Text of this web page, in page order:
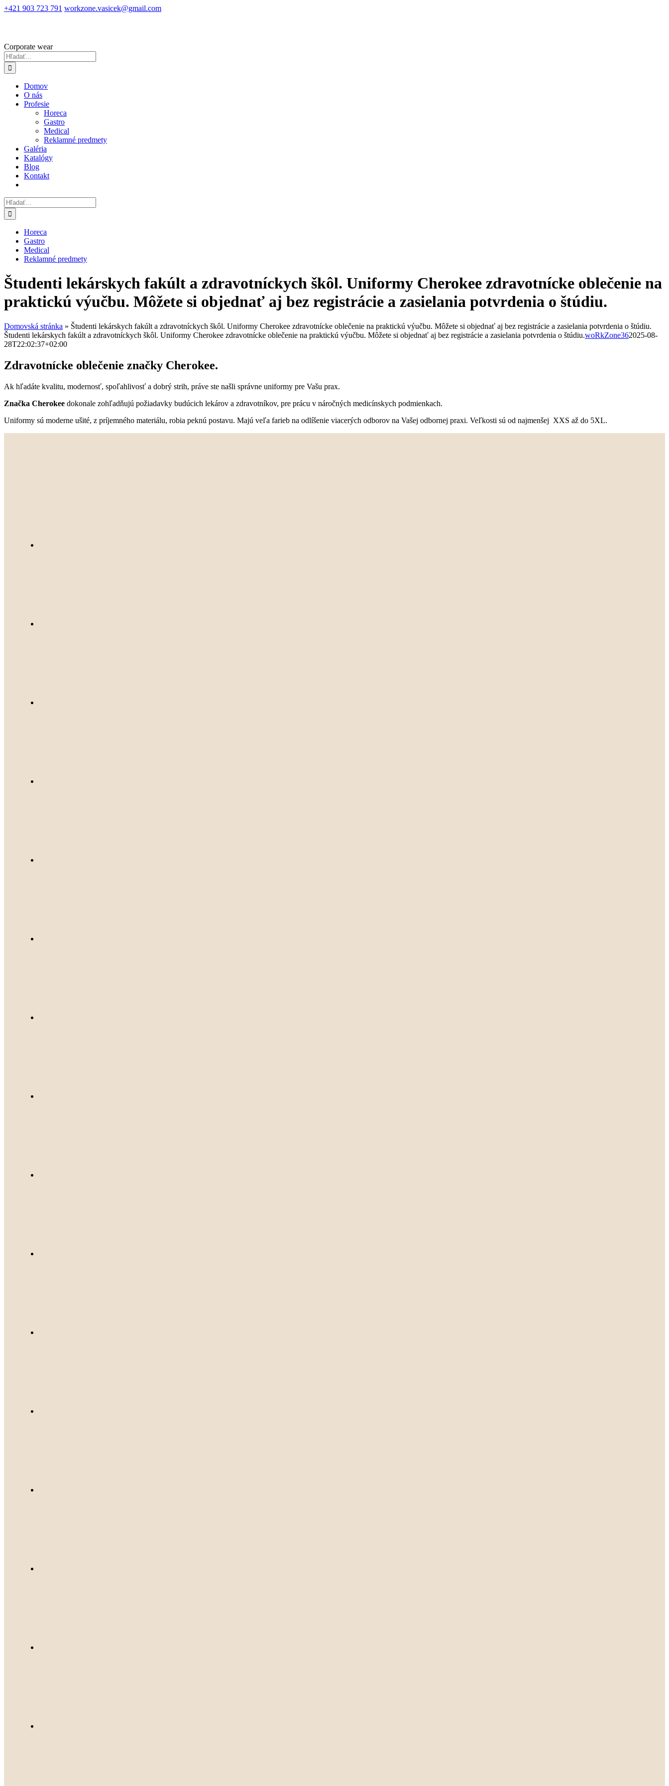
Skip
+421 903 723 791 workzone.vasicek@gmail.com
Corporate wear
Hľadať:
Domov
O nás
Profesie
Horeca
Gastro
Medical
Reklamné predmety
Galéria
Katalógy
Blog
Kontakt
Hľadať:
Horeca
Gastro
Medical
Reklamné predmety
Študenti lekárskych fakúlt a zdravotníckych škôl. Uniformy Cherokee zdravotnícke oblečenie na
praktickú výučbu. Môžete si objednať aj bez registrácie a zasielania potvrdenia o štúdiu.
Domovská stránka » Študenti lekárskych fakúlt a zdravotníckych škôl. Uniformy Cherokee zdravotnícke oblečenie na praktickú výučbu. Môžete si objednať aj bez registrácie a zasielania potvrdenia o štúdiu.
Študenti lekárskych fakúlt a zdravotníckych škôl. Uniformy Cherokee zdravotnícke oblečenie na praktickú výučbu. Môžete si objednať aj bez registrácie a zasielania potvrdenia o štúdiu.woRkZone362025-08-
28T22:02:37+02:00
Zdravotnícke oblečenie značky Cherokee.
Ak hľadáte kvalitu, modernosť, spoľahlivosť a dobrý strih, práve ste našli správne uniformy pre Vašu prax.
Značka Cherokee dokonale zohľadňujú požiadavky budúcich lekárov a zdravotníkov, pre prácu v náročných medicínskych podmienkach.
Uniformy sú moderne ušité, z príjemného materiálu, robia peknú postavu. Majú veľa farieb na odlíšenie viacerých odborov na Vašej odbornej praxi. Veľkosti sú od najmenšej XXS až do 5XL.